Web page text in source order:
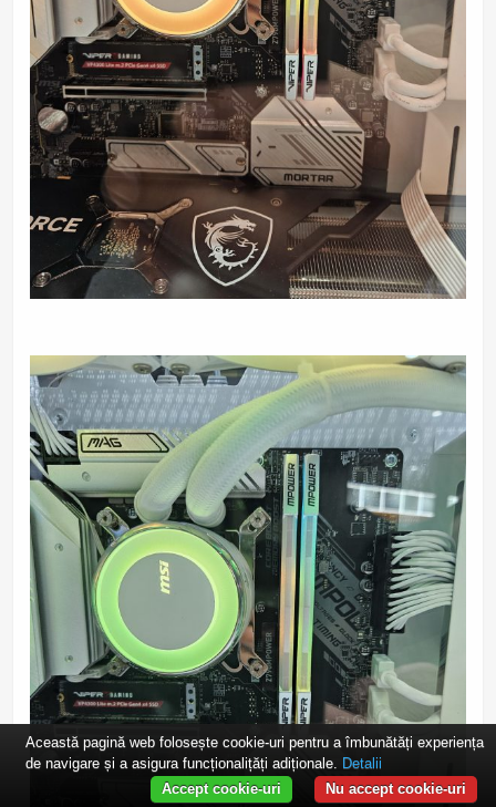
Această pagină web folosește cookie-uri pentru a îmbunătăți experiența
de navigare și a asigura funcționalițăți adiționale. Detalii
Nu accept cookie-uri
Accept cookie-uri